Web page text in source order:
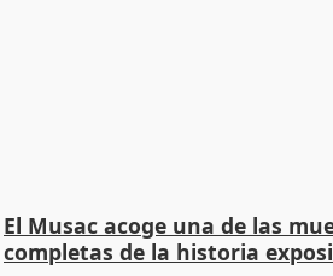
El Musac acoge una de las
completas de la historia